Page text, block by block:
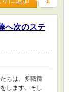
語。 新版では
を対比した年
ピソードを新
へ次のステ
ちは、多職種
します。そし